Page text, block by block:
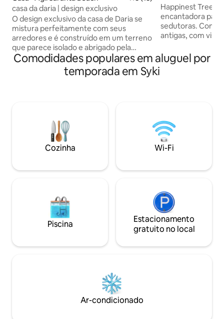
casa da daria | design exclusivo
O design exclusivo da casa de Daria se
mistura perfeitamente com seus
arredores e é construído em um terreno
que parece isolado e abrigado pela
natureza. A casa de 85 m ² possui uma
grande varanda com vistas
deslumbrantes para o mar e um quintal
profissionalmente e muito bem
construída, mobiliada e equipada. A
apenas 3 minutos a pé da incrível praia
de Agii Saranta.
incrível
Happinest
encantadora para
sedutoras.
antigas, com vista
corujas. Acorde
cintilantes e
Treehouse.
você!
Comodidades populares em aluguel por
temporada em Syki
Cozinha Wi-Fi
Piscina
Estacionamento
gratuito no local
Ar-condicionado